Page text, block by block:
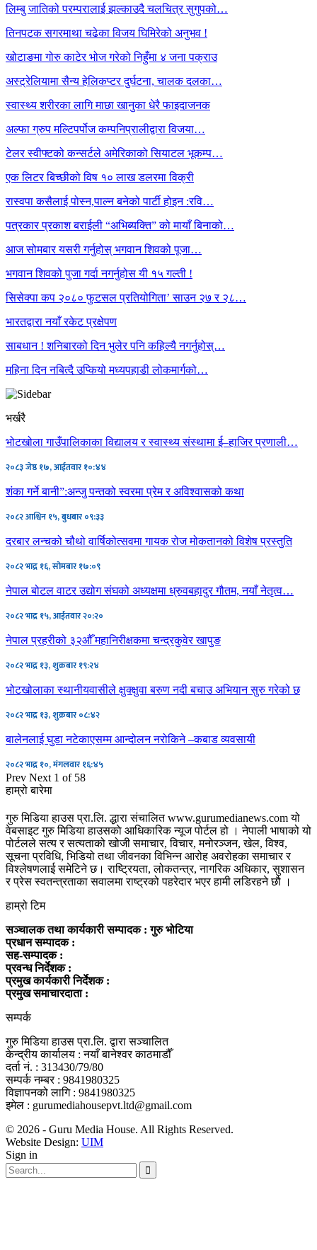
लिम्बु जातिको परम्परालाई झल्काउदै चलचित्र सुगुपको…
तिनपटक सगरमाथा चढेका विजय घिमिरेको अनुभव !
खोटाङमा गोरु काटेर भोज गरेको निहुँमा ४ जना पक्राउ
अस्ट्रेलियामा सैन्य हेलिकप्टर दुर्घटना, चालक दलका…
स्वास्थ्य शरीरका लागि माछा खानुका धेरै फाइदाजनक
अल्फा ग्रुप मल्टिपर्पोज कम्पनिप्रालीद्वारा विजया…
टेलर स्वीफ्टको कन्सर्टले अमेरिकाको सियाटल भूकम्प…
एक लिटर बिच्छीको विष १० लाख डलरमा विक्री
रास्वपा कसैलाई पोस्न,पाल्न बनेको पार्टी होइन :रवि…
पत्रकार प्रकाश बराईली “अभिब्यक्ति” को मायाँ बिनाको…
आज सोमबार यसरी गर्नुहोस् भगवान शिवको पूजा…
भगवान शिवको पुजा गर्दा नगर्नुहोस यी १५ गल्ती !
सिसेक्पा कप २०८० फुटसल प्रतियोगिता’ साउन २७ र २८…
भारतद्वारा नयाँ रकेट प्रक्षेपण
साबधान ! शनिबारको दिन भुलेर पनि कहिल्यै नगर्नुहोस्…
महिना दिन नबित्दै उप्कियो मध्यपहाडी लोकमार्गको…
भर्खरै
भोटखोला गाउँपालिकाका विद्यालय र स्वास्थ्य संस्थामा ई–हाजिर प्रणाली…
२०८३ जेष्ठ १७, आईतवार १०:४४
शंका गर्ने बानी”:अन्जु पन्तको स्वरमा प्रेम र अविश्वासको कथा
२०८२ आश्विन १५, बुधबार ०९:३३
दरबार लन्चको चौथो वार्षिकोत्सवमा गायक रोज मोकतानको विशेष प्रस्तुति
२०८२ भाद्र १६, सोमबार १७:०९
नेपाल बोटल वाटर उद्योग संघको अध्यक्षमा ध्रुवबहादुर गौतम, नयाँ नेतृत्व…
२०८२ भाद्र १५, आईतवार २०:२०
नेपाल प्रहरीको ३२औँ महानिरीक्षकमा चन्द्रकुवेर खापुङ
२०८२ भाद्र १३, शुक्रबार १९:२४
भोटखोलाका स्थानीयवासीले क्षुक्क्षुवा बरुण नदी बचाउ अभियान सुरु गरेको छ
२०८२ भाद्र १३, शुक्रबार ०८:४२
बालेनलाई घुडा नटेकाएसम्म आन्दोलन नरोकिने –कबाड व्यवसायी
२०८२ भाद्र १०, मंगलवार १६:४५
Prev Next 1 of 58
हाम्रो बारेमा
गुरु मिडिया हाउस प्रा.लि. द्धारा संचालित www.gurumedianews.com यो
वेबसाइट गुरु मिडिया हाउसकाे आधिकारिक न्यूज पोर्टल हो । नेपाली भाषाको यो
पोर्टलले सत्य र सत्यताको खोजी समाचार, विचार, मनोरञ्जन, खेल, विश्व,
सूचना प्रविधि, भिडियो तथा जीवनका विभिन्न आरोह अवरोहका समाचार र
विश्लेषणलाई समेटिने छ। राष्ट्रियता, लोकतन्त्र, नागरिक अधिकार, सुशासन
र प्रेस स्वतन्त्रताका सवालमा राष्ट्रको पहरेदार भएर हामी लडिरहने छौ ।
हाम्रो टिम
सञ्चालक तथा कार्यकारी सम्पादक : गुरु भोटिया
प्रधान सम्पादक :
सह-सम्पादक :
प्रवन्ध निर्देशक :
प्रमुख कार्यकारी निर्देशक :
प्रमुख समाचारदाता :
सम्पर्क
गुरु मिडिया हाउस प्रा.लि. द्वारा सञ्चालित
केन्द्रीय कार्यालय : नयाँ बानेश्वर काठमाडौँ
दर्ता नं. : 313430/79/80
सम्पर्क नम्बर : 9841980325
विज्ञापनको लागि : 9841980325
इमेल : gurumediahousepvt.ltd@gmail.com
© 2026 - Guru Media House. All Rights Reserved.
Website Design: UIM
Sign in